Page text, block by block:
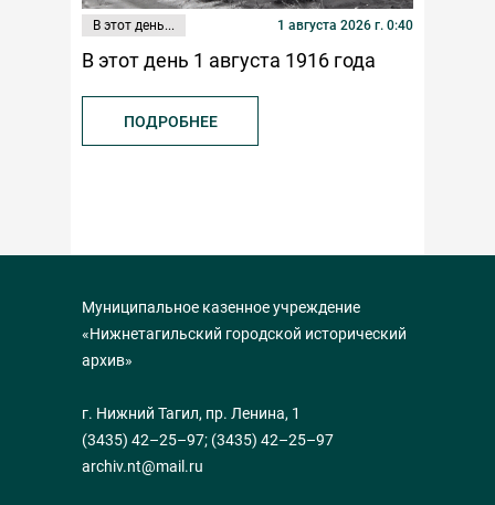
В этот день... 1 августа 2026 г. 0:40
В этот день 1 августа 1916 года
ПОДРОБНЕЕ
Муниципальное казенное учреждение
«Нижнетагильский городской исторический
архив»
г. Нижний Тагил, пр. Ленина, 1
(3435) 42–25–97; (3435) 42–25–97
archiv.nt@mail.ru